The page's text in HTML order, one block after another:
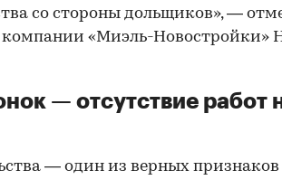
со стороны дольщиков», —
«Миэль-Новостройки»
— отсутствие работ
— один из верных признаков